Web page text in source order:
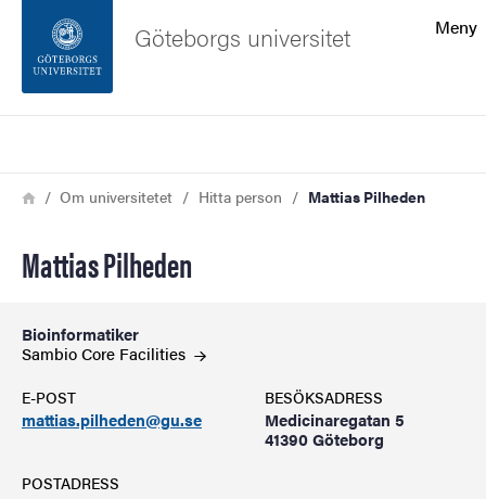
Sidfoten
Meny
Göteborgs universitet
Länkstig
HemOm universitetet Hitta person Mattias Pilheden
Mattias Pilheden
Bioinformatiker
Sambio Core Facilities
E-POST
mattias.pilheden@gu.se
BESÖKSADRESS
Medicinaregatan 5
41390 Göteborg
POSTADRESS